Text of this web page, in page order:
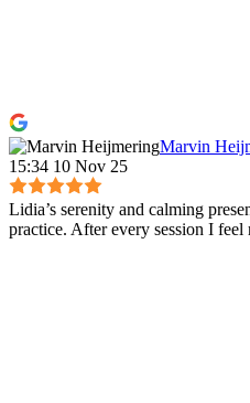
Marvin
15:34 10 Nov 25
Lidia’s serenity and calming
practice. After every session I